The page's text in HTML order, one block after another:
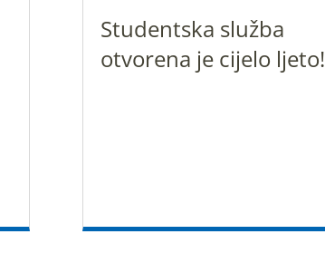
Studentska služba
otvorena je cijelo ljeto!